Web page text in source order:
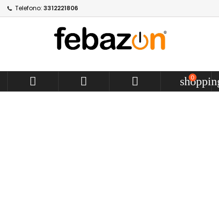
Telefono: 3312221806
   0